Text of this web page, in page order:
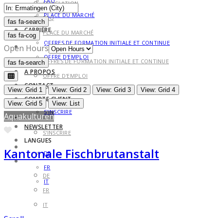
PLACE DU MARCHÉ
CARRIÈRE
OFFRES DE FORMATION INITIALE ET CONTINUE
OFFRE D'EMPLOI
A PROPOS
CONTACT
COMPTE CLIENT
S'INSCRIRE
NEWSLETTER
LANGUES
DE
FR
IT
LÉGISLATION
FAQ
PLACE DU MARCHÉ
CARRIÈRE
OFFRES DE FORMATION INITIALE ET CONTINUE
OFFRE D'EMPLOI
A PROPOS
CONTACT
COMPTE CLIENT
S'INSCRIRE
LANGUES
DE
FR
IT
fas fa-searchfas fa-search
fas fa-cog
Open Hours
fas fa-searchfas fa-search
View: Grid 1 View: Grid 2 View: Grid 3
View: Grid 4
View: Grid 5
View: List
Aquakulturen
Favorite
Kantonale Fischbrutanstalt